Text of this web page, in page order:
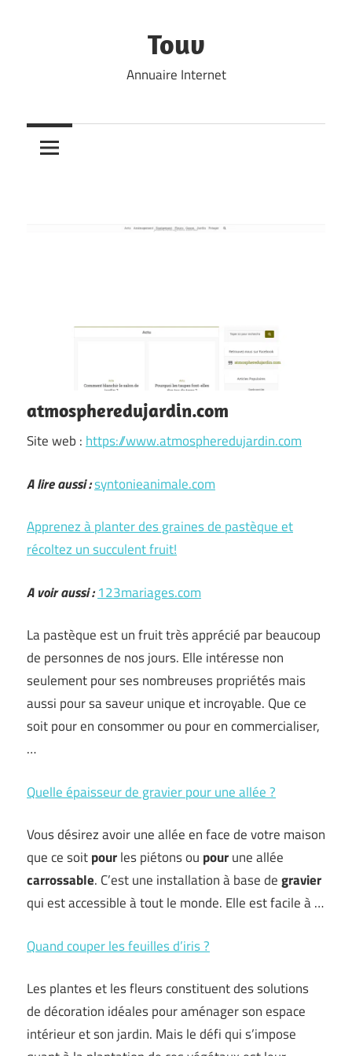
Touv
Annuaire Internet
atmospheredujardin.com
Site web : https://www.atmospheredujardin.com
A lire aussi :syntonieanimale.com
Apprenez à planter des graines de pastèque et
récoltez un succulent fruit!
A voir aussi : 123mariages.com
La pastèque est un fruit très apprécié par beaucoup
de personnes de nos jours. Elle intéresse non
seulement pour ses nombreuses propriétés mais
aussi pour sa saveur unique et incroyable. Que ce
soit pour en consommer ou pour en commercialiser,
…
Quelle épaisseur de gravier pour une allée ?
Vous désirez avoir une allée en face de votre maison
que ce soitpourles piétons ou pourune allée
carrossable. C’est une installation à base degravier
qui est accessible à tout le monde. Elle est facile à …
Quand couper les feuilles d’iris ?
Les plantes et les fleurs constituent des solutions
de décoration idéales pour aménager son espace
intérieur et son jardin. Mais le défi qui s’impose